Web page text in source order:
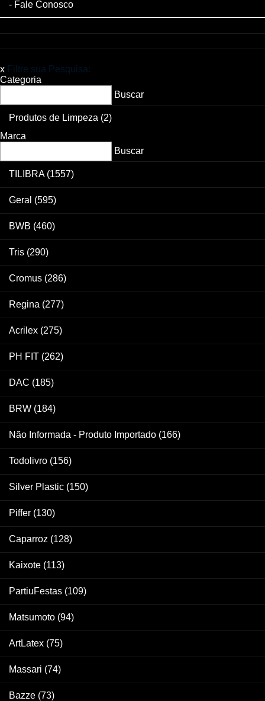
Fale Conosco
x Filtre sua Pesquisa:
Categoria
Buscar
Produtos de Limpeza (2)
Marca
Buscar
TILIBRA (1557)
Geral (595)
BWB (460)
Tris (290)
Cromus (286)
Regina (277)
Acrilex (275)
PH FIT (262)
DAC (185)
BRW (184)
Não Informada - Produto Importado (166)
Todolivro (156)
Silver Plastic (150)
Piffer (130)
Caparroz (128)
Kaixote (113)
PartiuFestas (109)
Matsumoto (94)
ArtLatex (75)
Massari (74)
Bazze (73)